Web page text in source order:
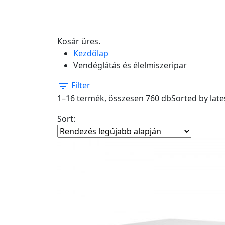
Kosár üres.
Kezdőlap
Vendéglátás és élelmiszeripar
Filter
1–16 termék, összesen 760 dbSorted by
Sort: